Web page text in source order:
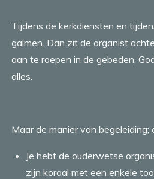
Tijdens de kerkdiensten en
galmen. Dan zit de organist
aan te roepen in de gebeden,
alles.
Maar de manier van begeleiding;
Je hebt de ouderwetse
zijn koraal met een enkele